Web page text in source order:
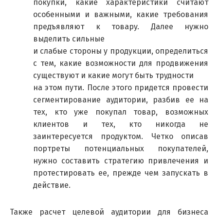
покупки, какие характеристики считают
особенными и важными, какие требования
предъявляют к товару. Далее нужно
выделить сильные
и слабые стороны у продукции, определиться
с тем, какие возможности для продвижения
существуют и какие могут быть трудности
на этом пути. После этого придется провести
сегментирование аудитории, разбив ее на
тех, кто уже покупал товар, возможных
клиентов и тех, кто никогда не
заинтересуется продуктом. Четко описав
портреты потенциальных покупателей,
нужно составить стратегию привлечения и
протестировать ее, прежде чем запускать в
действие.
Также расчет целевой аудитории для бизнеса